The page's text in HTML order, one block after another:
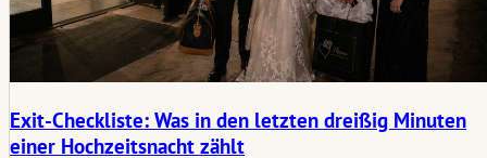
Exit-Checkliste: Was in den letzten dreißig Minuten
einer Hochzeitsnacht zählt